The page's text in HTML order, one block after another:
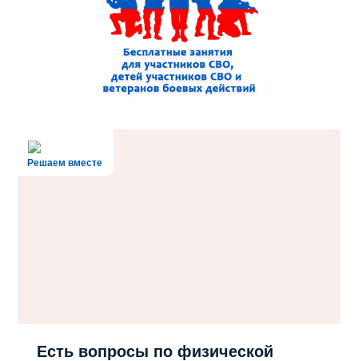
Решаем вместе
Есть вопросы по физической